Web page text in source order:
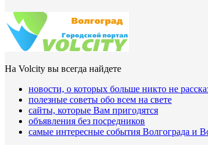
На Volcity вы всегда найдете
новости, о которых больше никто не
полезные советы обо всем на свете
сайты, которые Вам пригодятся
объявления без посредников
самые интересные события Волгограда и